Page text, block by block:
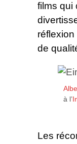
films qui
de
à l’
Les